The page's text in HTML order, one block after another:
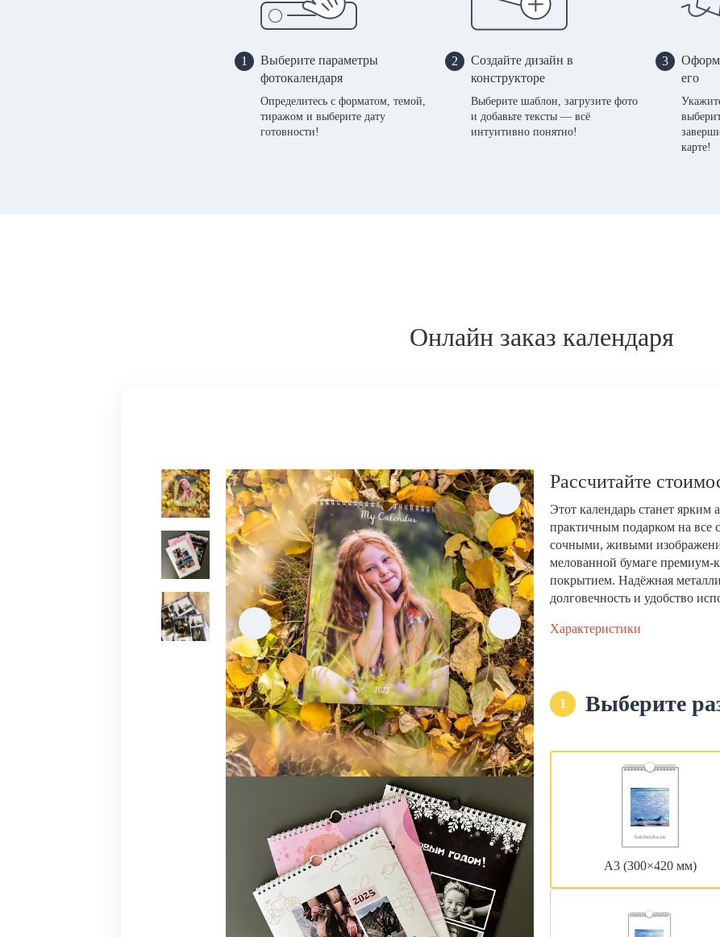
1
Выберите параметры
фотокалендаря
Определитесь с форматом, темой,
тиражом и выберите дату
готовности!
2
Создайте дизайн в
конструкторе
Выберите шаблон, загрузите фото
и добавьте тексты — всё
интуитивно понятно!
3
его
карте!
Онлайн заказ календаря
Рассчитайте
Этот календарь станет ярким
практичным подарком на все
сочными, живыми
мелованной бумаге премиум-
покрытием. Надёжная
долговечность и удобство
Характеристики
1 Выберите
А3 (300×420 мм)